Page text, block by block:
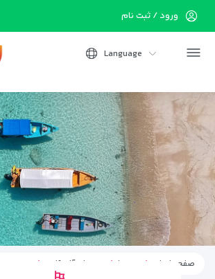
ورود / ثبت نام
Language
صفحه اصلی تورها تورهای آفریقایی تور تونس